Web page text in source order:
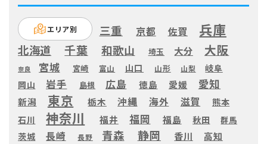
エリア別 三重 京都 佐賀 兵庫
北海道 千葉 和歌山 埼玉 大分 大阪
奈良 宮城 宮崎 富山 山口 山形 山梨
岐阜
岡山
岩手 島根 広島 徳島 愛媛 愛知
新潟 東京 栃木 沖縄 海外 滋賀
熊本
石川
神奈川 福井 福岡 福島 秋田 群馬
茨城 長崎 長野 青森 静岡 香川 高知